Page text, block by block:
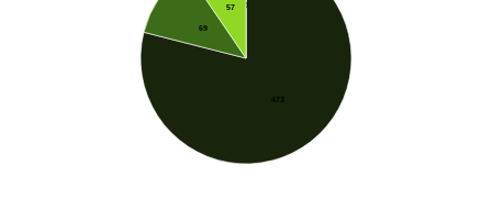
473
69
0
57